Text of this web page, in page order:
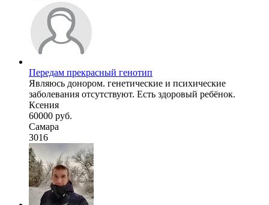
Передам прекрасный генотип
Являюсь донором. генетические и психические
заболевания отсутствуют. Есть здоровый ребёнок.
Ксения
60000 руб.
Самара
3016